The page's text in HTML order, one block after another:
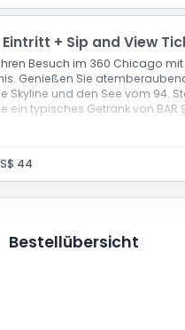
gelangt
+ Sip and View
Besuch im 360 Chicago
Genießen Sie
Skyline und den See vom 94.
ein typisches Getränk von BAR
44
Bestellübersicht